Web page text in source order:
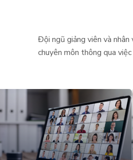
Đội ngũ giảng viên và
chuyên môn thông qua